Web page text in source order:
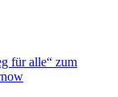
für alle“ zum